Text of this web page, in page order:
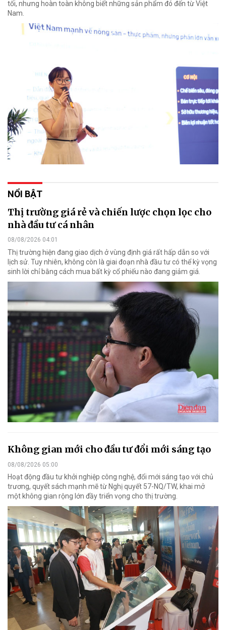
tối, nhưng hoàn toàn không biết những sản phẩm đó đến từ Việt
Nam.
NỔI BẬT
Thị trường giá rẻ và chiến lược chọn lọc cho
nhà đầu tư cá nhân
08/08/2026 04:01
Thị trường hiện đang giao dịch ở vùng định giá rất hấp dẫn so với
lịch sử. Tuy nhiên, không còn là giai đoạn nhà đầu tư có thể kỳ vọng
sinh lời chỉ bằng cách mua bất kỳ cổ phiếu nào đang giảm giá.
Không gian mới cho đầu tư đổi mới sáng tạo
08/08/2026 05:00
Hoạt động đầu tư khởi nghiệp công nghệ, đổi mới sáng tạo với chủ
trương, quyết sách mạnh mẽ từ Nghị quyết 57-NQ/TW, khai mở
một không gian rộng lớn đầy triển vọng cho thị trường.